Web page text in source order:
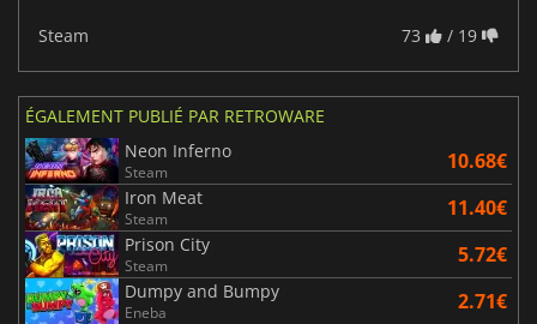
Steam 73 / 19
ÉGALEMENT PUBLIÉ PAR RETROWARE
Neon Inferno
Steam 10.68€
Iron Meat
Steam 11.40€
Prison City
Steam 5.72€
Dumpy and Bumpy
Eneba 2.71€